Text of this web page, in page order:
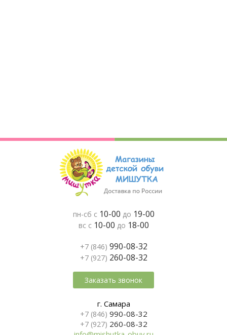
пн-сб с 10-00 до 19-00
вс с 10-00 до 18-00
+7 (846) 990-08-32
+7 (927) 260-08-32
Заказать звонок
г. Самара
+7 (846) 990-08-32
+7 (927) 260-08-32